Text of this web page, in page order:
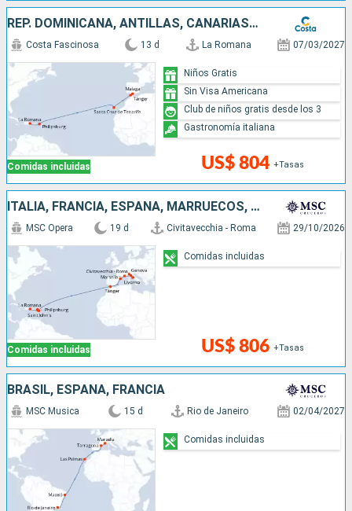
REP. DOMINICANA, ANTILLAS, CANARIAS, MARRUECOS, ESPAÑA
Comidas incluidas
Costa Fascinosa 13 d La Romana 07/03/2027
US$ 804 +Tasas
Niños Gratis
Sin Visa Americana
Club de niños gratis desde los 3
Gastronomía italiana
ITALIA, FRANCIA, ESPAÑA, MARRUECOS, ANTIGUA Y BARBUDA, SAN MARTÍN, REPÚBLICA DOMINICANA
Comidas incluidas
MSC Opera 19 d Civitavecchia - Roma 29/10/2026
US$ 806 +Tasas
Comidas incluidas
BRASIL, ESPAÑA, FRANCIA
MSC Musica 15 d Rio de Janeiro 02/04/2027
Comidas incluidas